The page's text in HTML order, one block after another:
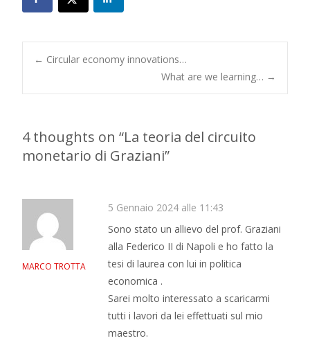
Post
← Circular economy innovations…
What are we learning… →
4 thoughts on “La teoria del circuito
monetario di Graziani”
MARCO TROTTA
5 Gennaio 2024 alle 11:43
Sono stato un allievo del prof. Graziani
alla Federico II di Napoli e ho fatto la
tesi di laurea con lui in politica
economica .
Sarei molto interessato a scaricarmi
tutti i lavori da lei effettuati sul mio
maestro.